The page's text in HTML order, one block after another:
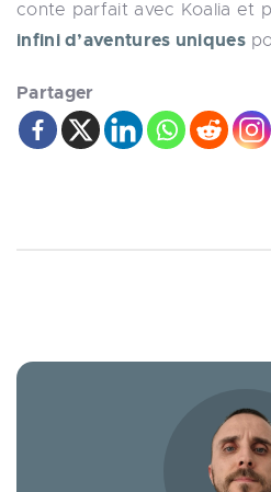
conte parfait avec Koalia et
infini d’aventures uniques
Partager